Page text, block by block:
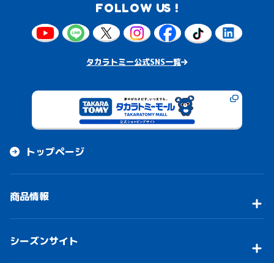
FOLLOW US !
タカラトミー公式SNS一覧
トップページ
商品情報
シーズンサイト